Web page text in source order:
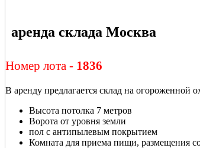
аренда склада Москва
Номер лота - 1836
В аренду предлагается склад на
Высота потолка 7 метров
Ворота от уровня земли
пол с антипылевым покрытием
Комната для приема пищи, размещения